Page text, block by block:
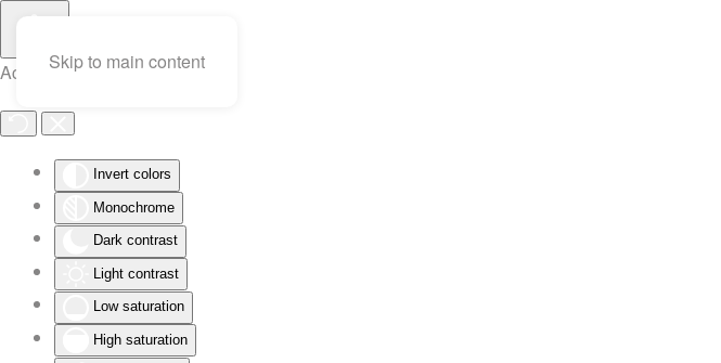
Accessibility Tools
Invert colors
Monochrome
Dark contrast
Light contrast
Low saturation
High saturation
Skip to main content